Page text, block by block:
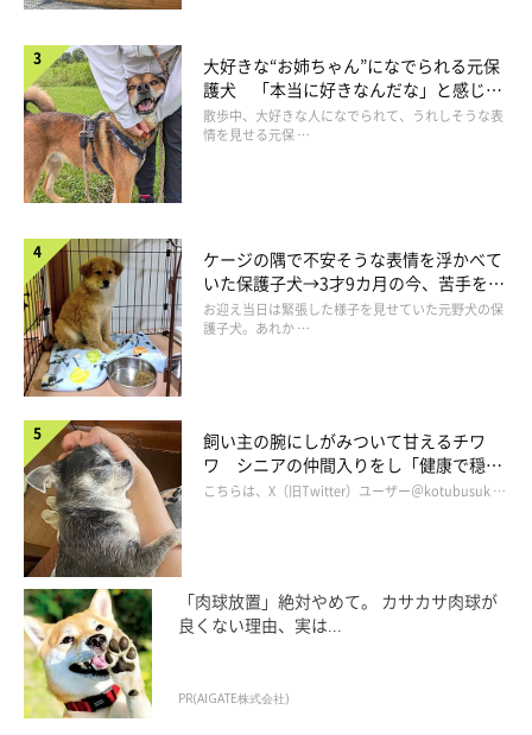
あの頃
そうでした。マロたんはトレーナーさんが普段トレーニングに使
用しているトリーツを絶対に口にしないので、わざわざ別のもの
を用意してもらっていました。「他のわんこは喜んで食べるんだ
けどな。」と苦笑していたトレーナーさん。その節はご迷惑を…
笑。
大好きな“お姉ちゃん”になでられる元保
護犬 「本当に好きなんだな」と感じる
表情にほっこり
散歩中、大好きな人になでられて、うれしそうな表
情を見せる元保 …
ケージの隅で不安そうな表情を浮かべて
いた保護子犬→3才9カ月の今、苦手を克
服し頼もしいコに成長！
お迎え当日は緊張した様子を見せていた元野犬の保
護子犬。あれか …
飼い主の腕にしがみついて甘えるチワ
ワ シニアの仲間入りをし「健康で穏や
かな暮らしが続いてほしい」と願う
こちらは、X（旧Twitter）ユーザー＠kotubusuk …
「肉球放置」絶対やめて。 カサカサ肉球が
良くない理由、実は...
PR(AIGATE株式会社)